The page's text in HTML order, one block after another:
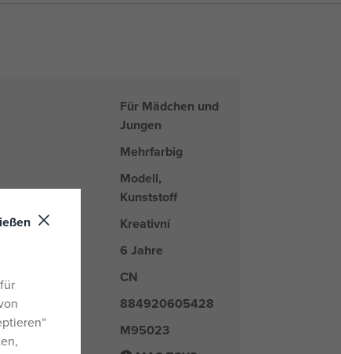
Für Mädchen und
Jungen
Mehrfarbig
Modell,
Kunststoff
Kreativní
6 Jahre
CN
884920605428
M95023